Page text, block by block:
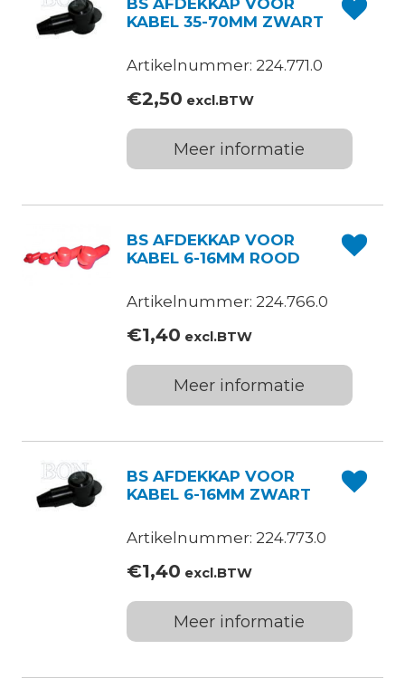
BS AFDEKKAP VOOR
KABEL 35-70MM ZWART
Artikelnummer: 224.771.0
€2,50 excl.BTW
Meer informatie
BS AFDEKKAP VOOR
KABEL 6-16MM ROOD
Artikelnummer: 224.766.0
€1,40 excl.BTW
Meer informatie
BS AFDEKKAP VOOR
KABEL 6-16MM ZWART
Artikelnummer: 224.773.0
€1,40 excl.BTW
Meer informatie